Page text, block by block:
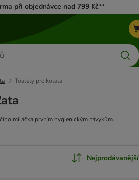
při objednávce nad 799 Kč**
Toalety pro koťata
miláčka prvním hygienickým návykům.
Nejprodávanější